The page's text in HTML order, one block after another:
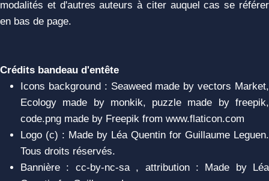
modalités et d'autres auteurs à citer auquel cas se référer
en bas de page.
Crédits bandeau d'entête
Icons background : Seaweed made by vectors Market,
Ecology made by monkik, puzzle made by freepik,
code.png made by Freepik from www.flaticon.com
Logo (c) : Made by Léa Quentin for Guillaume Leguen.
Tous droits réservés.
Bannière : cc-by-nc-sa , attribution : Made by Léa